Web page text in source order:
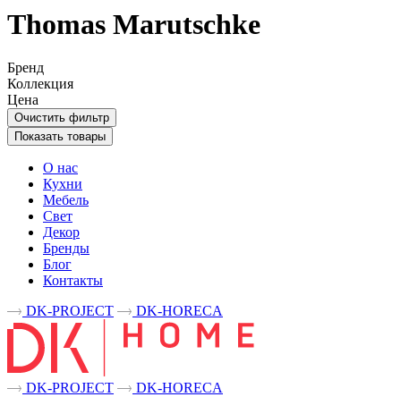
Thomas Marutschke
Бренд
Коллекция
Цена
Очистить фильтр
Показать товары
О нас
Кухни
Мебель
Свет
Декор
Бренды
Блог
Контакты
DK-PROJECT
DK-HORECA
DK-PROJECT
DK-HORECA